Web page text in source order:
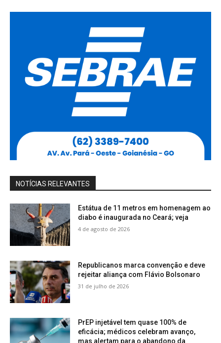
NOTÍCIAS RELEVANTES
Estátua de 11 metros em homenagem ao
diabo é inaugurada no Ceará; veja
4 de agosto de 2026
Republicanos marca convenção e deve
rejeitar aliança com Flávio Bolsonaro
31 de julho de 2026
PrEP injetável tem quase 100% de
eficácia; médicos celebram avanço,
mas alertam para o abandono da